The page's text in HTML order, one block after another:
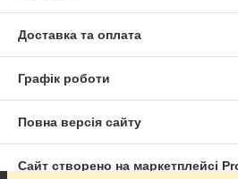
Доставка та оплата
Графік роботи
Повна версія сайту
Сайт створено на маркетплейсі